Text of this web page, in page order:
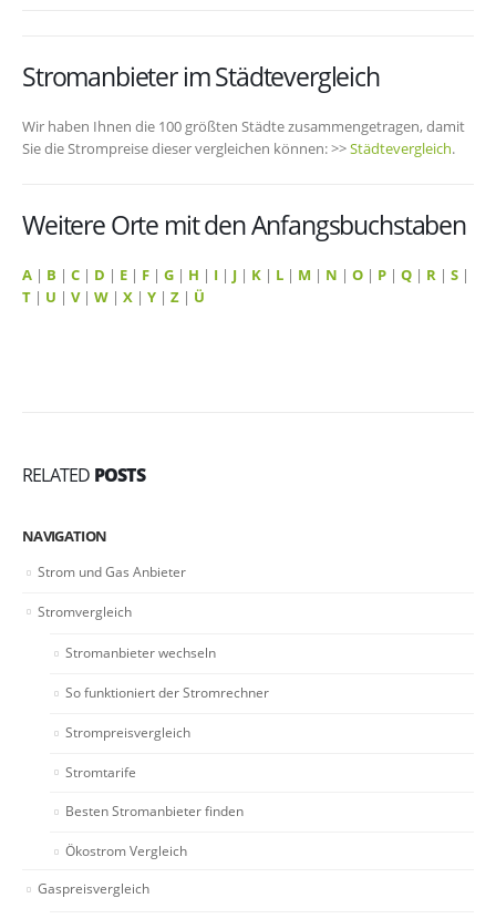
Stromanbieter im Städtevergleich
Wir haben Ihnen die 100 größten Städte zusammengetragen, damit
Sie die Strompreise dieser vergleichen können: >>Städtevergleich.
Weitere Orte mit den Anfangsbuchstaben
A | B | C | D | E | F | G | H | I | J | K | L | M | N | O | P | Q | R | S |
T | U | V| W | X | Y | Z | Ü
RELATED POSTS
NAVIGATION
Strom und Gas Anbieter
Stromvergleich
Stromanbieter wechseln
So funktioniert der Stromrechner
Strompreisvergleich
Stromtarife
Besten Stromanbieter finden
Ökostrom Vergleich
Gaspreisvergleich